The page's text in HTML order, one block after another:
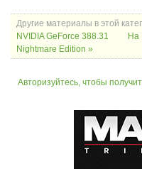
Другие материалы в этой
NVIDIA GeForce 388.31
На
Nightmare Edition »
Авторизуйтесь, чтобы